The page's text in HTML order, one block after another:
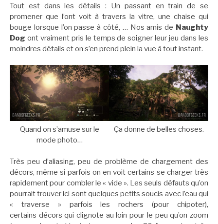
Tout est dans les détails : Un passant en train de se
promener que l’ont voit à travers la vitre, une chaise qui
bouge lorsque l’on passe à côté, … Nos amis de Naughty
Dog ont vraiment pris le temps de soigner leur jeu dans les
moindres détails et on s’en prend plein la vue à tout instant.
Quand on s’amuse sur le
mode photo…
Ça donne de belles choses.
Très peu d’aliasing, peu de problème de chargement des
décors, même si parfois on en voit certains se charger très
rapidement pour combler le « vide ». Les seuls défauts qu’on
pourrait trouver ici sont quelques petits soucis avec l’eau qui
« traverse » parfois les rochers (pour chipoter),
certains décors qui clignote au loin pour le peu qu’on zoom